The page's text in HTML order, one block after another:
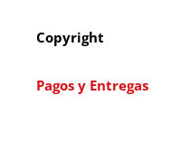
Copyright
Pagos y Entregas